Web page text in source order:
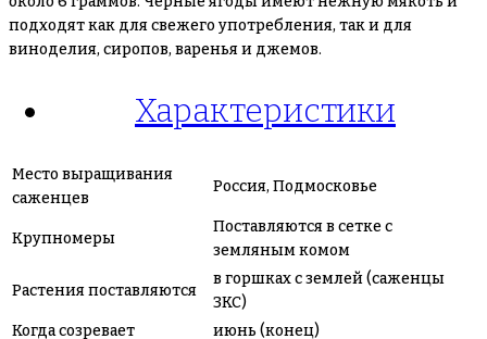
подходят как для свежего употребления, так и для
виноделия, сиропов, варенья и джемов.
Характеристики
Место выращивания
саженцев
Россия, Подмосковье
Крупномеры
Поставляются в сетке с
земляным комом
Растения поставляются
в горшках с землей (саженцы
ЗКС)
Когда созревает
июнь (конец)